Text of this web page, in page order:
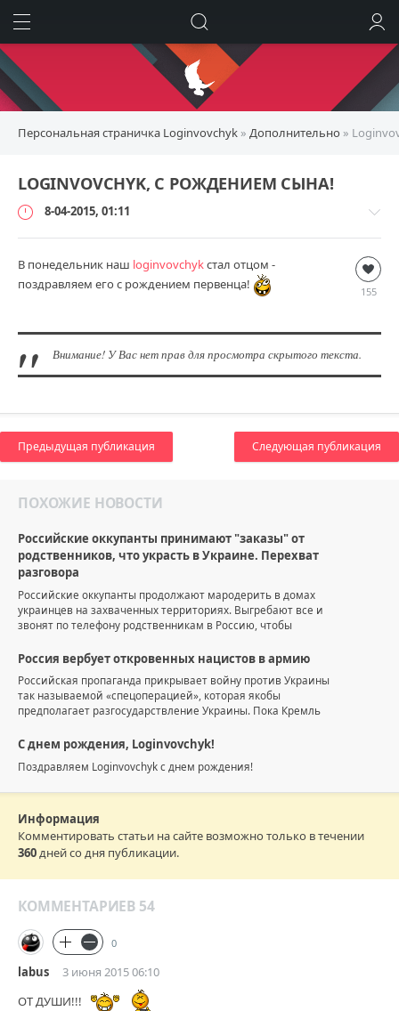
Персональная страничка Loginvovchyk » Дополнительно »
LOGINVOVCHYK, С РОЖДЕНИЕМ СЫНА!
8-04-2015, 01:11
Дополнительно
Habetdin
795
54
155
В понедельник наш loginvovchykстал отцом -
поздравляем его с рождением первенца!
Внимание! У Вас нет прав для просмотра скрытого текста.
Предыдущая публикация Следующая публикация
ПОХОЖИЕ НОВОСТИ
Российские оккупанты принимают "заказы" от
родственников, что украсть в Украине. Перехват
разговора
Российские оккупанты продолжают мародерить в домах
украинцев на захваченных территориях. Выгребают все и
звонят по телефону родственникам в Россию, чтобы
Россия вербует откровенных нацистов в армию
Российская пропаганда прикрывает войну против Украины
так называемой «спецоперацией», которая якобы
предполагает разгосударствление Украины. Пока Кремль
С днем рождения, Loginvovchyk!
Поздравляем Loginvovchyk с днем рождения!
Информация
Комментировать статьи на сайте возможно только в течении
360дней со дня публикации.
КОММЕНТАРИЕВ 54
0
labus
3 июня 2015 06:10
ОТ ДУШИ!!!